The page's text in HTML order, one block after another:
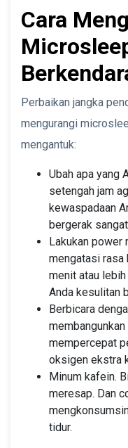
Cara
Perbaikan jangka
mengurangi
mengantuk:
Ubah apa yang
setengah jam
kewaspadaan
bergerak
Lakukan power
mengatasi rasa
menit atau
Anda kesulitan
Berbicara
mempercepat
oksigen ekstra
Minum kafein.
meresap. Dan
tidur. ‌